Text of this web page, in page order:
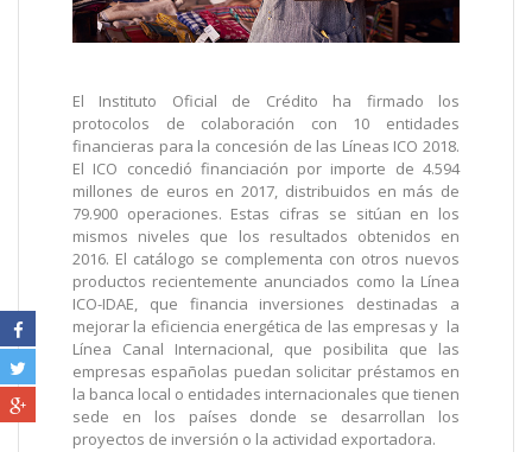
El Instituto Oficial de Crédito ha firmado los
protocolos de colaboración con 10 entidades
financieras para la concesión de las Líneas ICO 2018.
El ICO concedió financiación por importe de 4.594
millones de euros en 2017, distribuidos en más de
79.900 operaciones. Estas cifras se sitúan en los
mismos niveles que los resultados obtenidos en
2016. El catálogo se complementa con otros nuevos
productos recientemente anunciados como la Línea
ICO-IDAE, que financia inversiones destinadas a
mejorar la eficiencia energética de las empresas y la
Línea Canal Internacional, que posibilita que las
empresas españolas puedan solicitar préstamos en
la banca local o entidades internacionales que tienen
sede en los países donde se desarrollan los
proyectos de inversión o la actividad exportadora.